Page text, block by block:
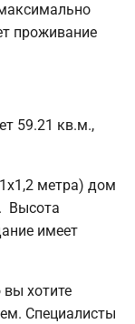
проживание
59.21 кв.м.,
метра) дом
Высота
имеет
вы хотите
Специалисты